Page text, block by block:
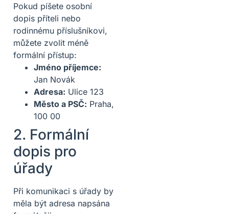
Pokud píšete osobní
dopis příteli nebo
rodinnému příslušníkovi,
můžete zvolit méně
formální přístup:
Jméno příjemce:
Jan Novák
Adresa: Ulice 123
Město a PSČ: Praha,
100 00
2. Formální
dopis pro
úřady
Při komunikaci s úřady by
měla být adresa napsána